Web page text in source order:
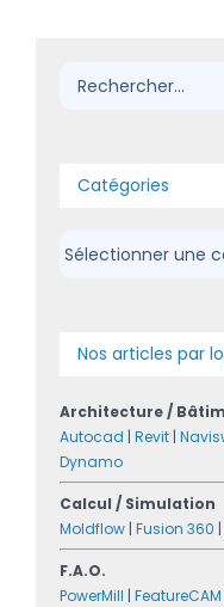
Rechercher:
Catégories
Catégories
Nos articles par
Architecture /
Autocad | Revit |
Dynamo
Calcul / Simulation
Moldflow | Fusion 360 |
F.A.O.
PowerMill | FeatureCAM